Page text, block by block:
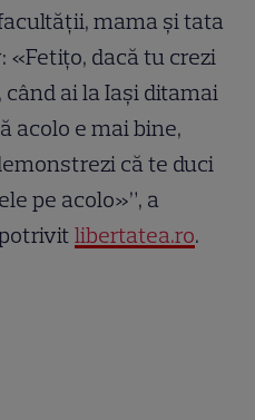
mama și tata
dacă tu crezi
ai la Iași ditamai
acolo e mai bine,
că te duci
pe acolo»”, a
potrivitlibertatea.ro.